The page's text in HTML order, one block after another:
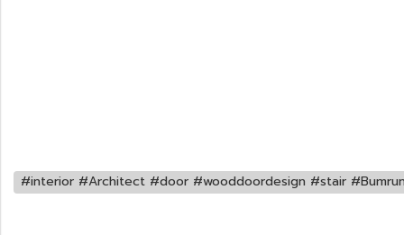
#interior #Architect #door #wooddoordesign #stair